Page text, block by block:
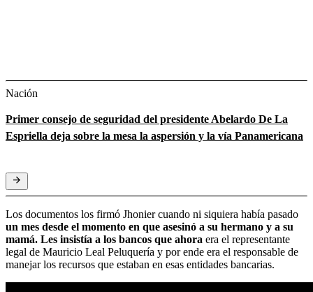
Nación
Primer consejo de seguridad del presidente Abelardo De La
Espriella deja sobre la mesa la aspersión y la vía Panamericana
Los documentos los firmó Jhonier cuando ni siquiera había pasado
un mes desde el momento en que asesinó a su hermano y a su
mamá. Les insistía a los bancos que ahora era el representante
legal de Mauricio Leal Peluquería y por ende era el responsable de
manejar los recursos que estaban en esas entidades bancarias.